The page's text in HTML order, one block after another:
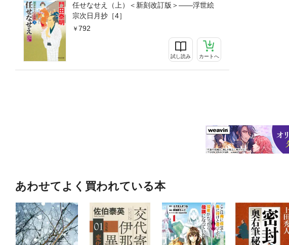
任せなせえ（上）＜新刻改訂版＞——浮世絵
宗次日月抄［4］
792
試し読み カートへ
あわせてよく買われている本